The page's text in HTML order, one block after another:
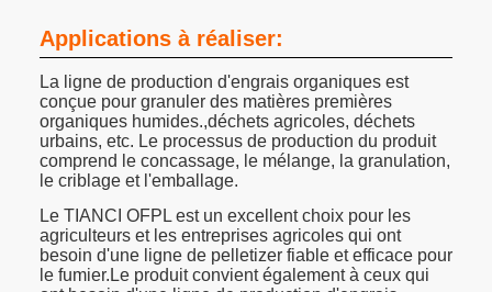
Applications à réaliser:
La ligne de production d'engrais organiques est
conçue pour granuler des matières premières
organiques humides.,déchets agricoles, déchets
urbains, etc. Le processus de production du produit
comprend le concassage, le mélange, la granulation,
le criblage et l'emballage.
Le TIANCI OFPL est un excellent choix pour les
agriculteurs et les entreprises agricoles qui ont
besoin d'une ligne de pelletizer fiable et efficace pour
le fumier.Le produit convient également à ceux qui